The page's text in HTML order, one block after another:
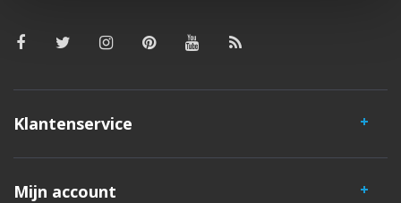
Klantenservice
Mijn account